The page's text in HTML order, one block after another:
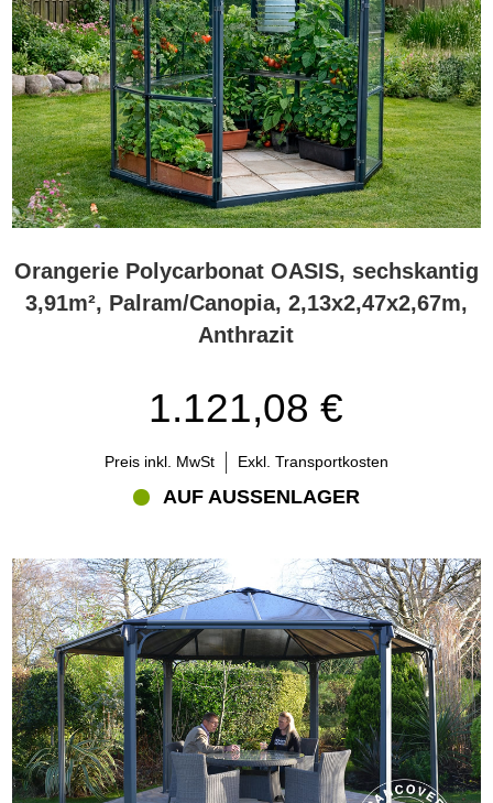
Orangerie Polycarbonat OASIS, sechskantig
3,91m², Palram/Canopia, 2,13x2,47x2,67m,
Anthrazit
1.121,08 €
Preis inkl. MwSt Exkl. Transportkosten
AUF AUSSENLAGER